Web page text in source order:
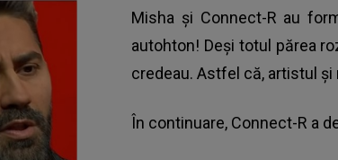
Misha și Connect-R au
autohton! Deși totul părea
credeau. Astfel că, artistul
În continuare, Connect-R a